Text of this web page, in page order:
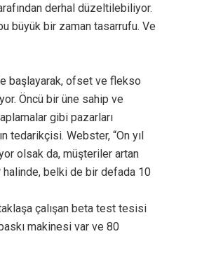
derhal düzeltilebiliyor.
büyük bir zaman tasarrufu. Ve
başlayarak, ofset ve flekso
Öncü bir üne sahip ve
gibi pazarları
tedarikçisi. Webster, “On yıl
olsak da, müşteriler artan
halinde, belki de bir defada 10
çalışan beta test tesisi
makinesi var ve 80